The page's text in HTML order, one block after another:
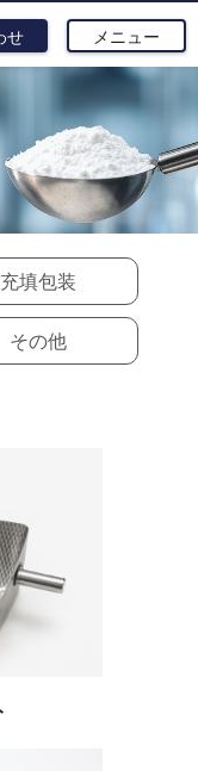
せ メニュー
充填包装
その他